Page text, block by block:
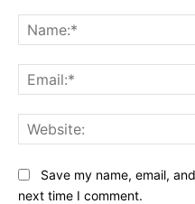
Save my name, email,
next time I comment.